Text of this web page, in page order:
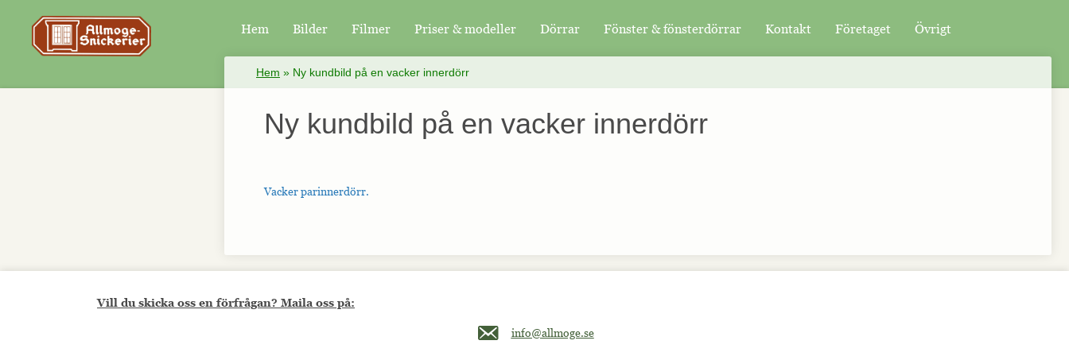
Hem Bilder Filmer Priser & modeller Dörrar Fönster & fönsterdörrar Kontakt Företaget Övrigt
Hem » Ny kundbild på en vacker innerdörr
Ny kundbild på en vacker innerdörr
Vacker parinnerdörr.
Vill du skicka oss en förfrågan? Maila oss på:
Maila oss på info@allmoge.se
info@allmoge.se